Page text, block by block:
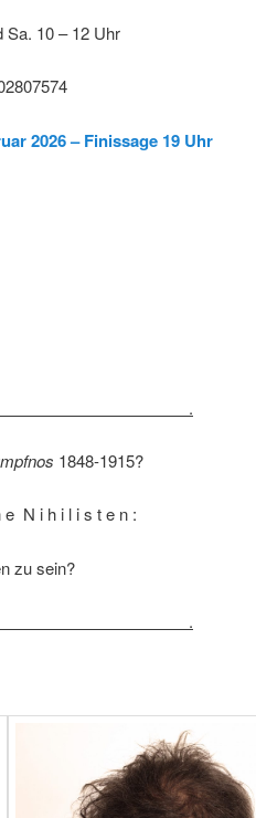
Sa. 10 – 12 Uhr
2026 – Finissage 19 Uhr
.
1848-1915?
N i h i l i s t e n :
zu sein?
.